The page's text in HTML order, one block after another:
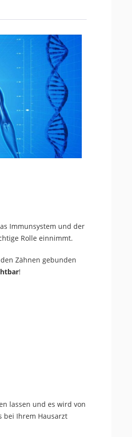
Immunsystem und der
Rolle einnimmt.
Zähnen gebunden
!
lassen und es wird von
bei Ihrem Hausarzt